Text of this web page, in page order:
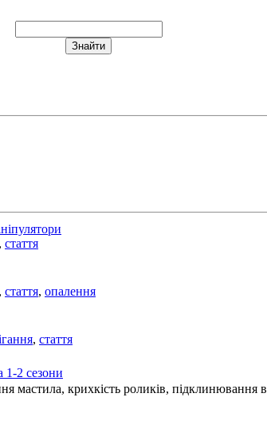
, стаття
, стаття, опалення
, стаття
1-2 сезони
мастила, крихкість роликів,